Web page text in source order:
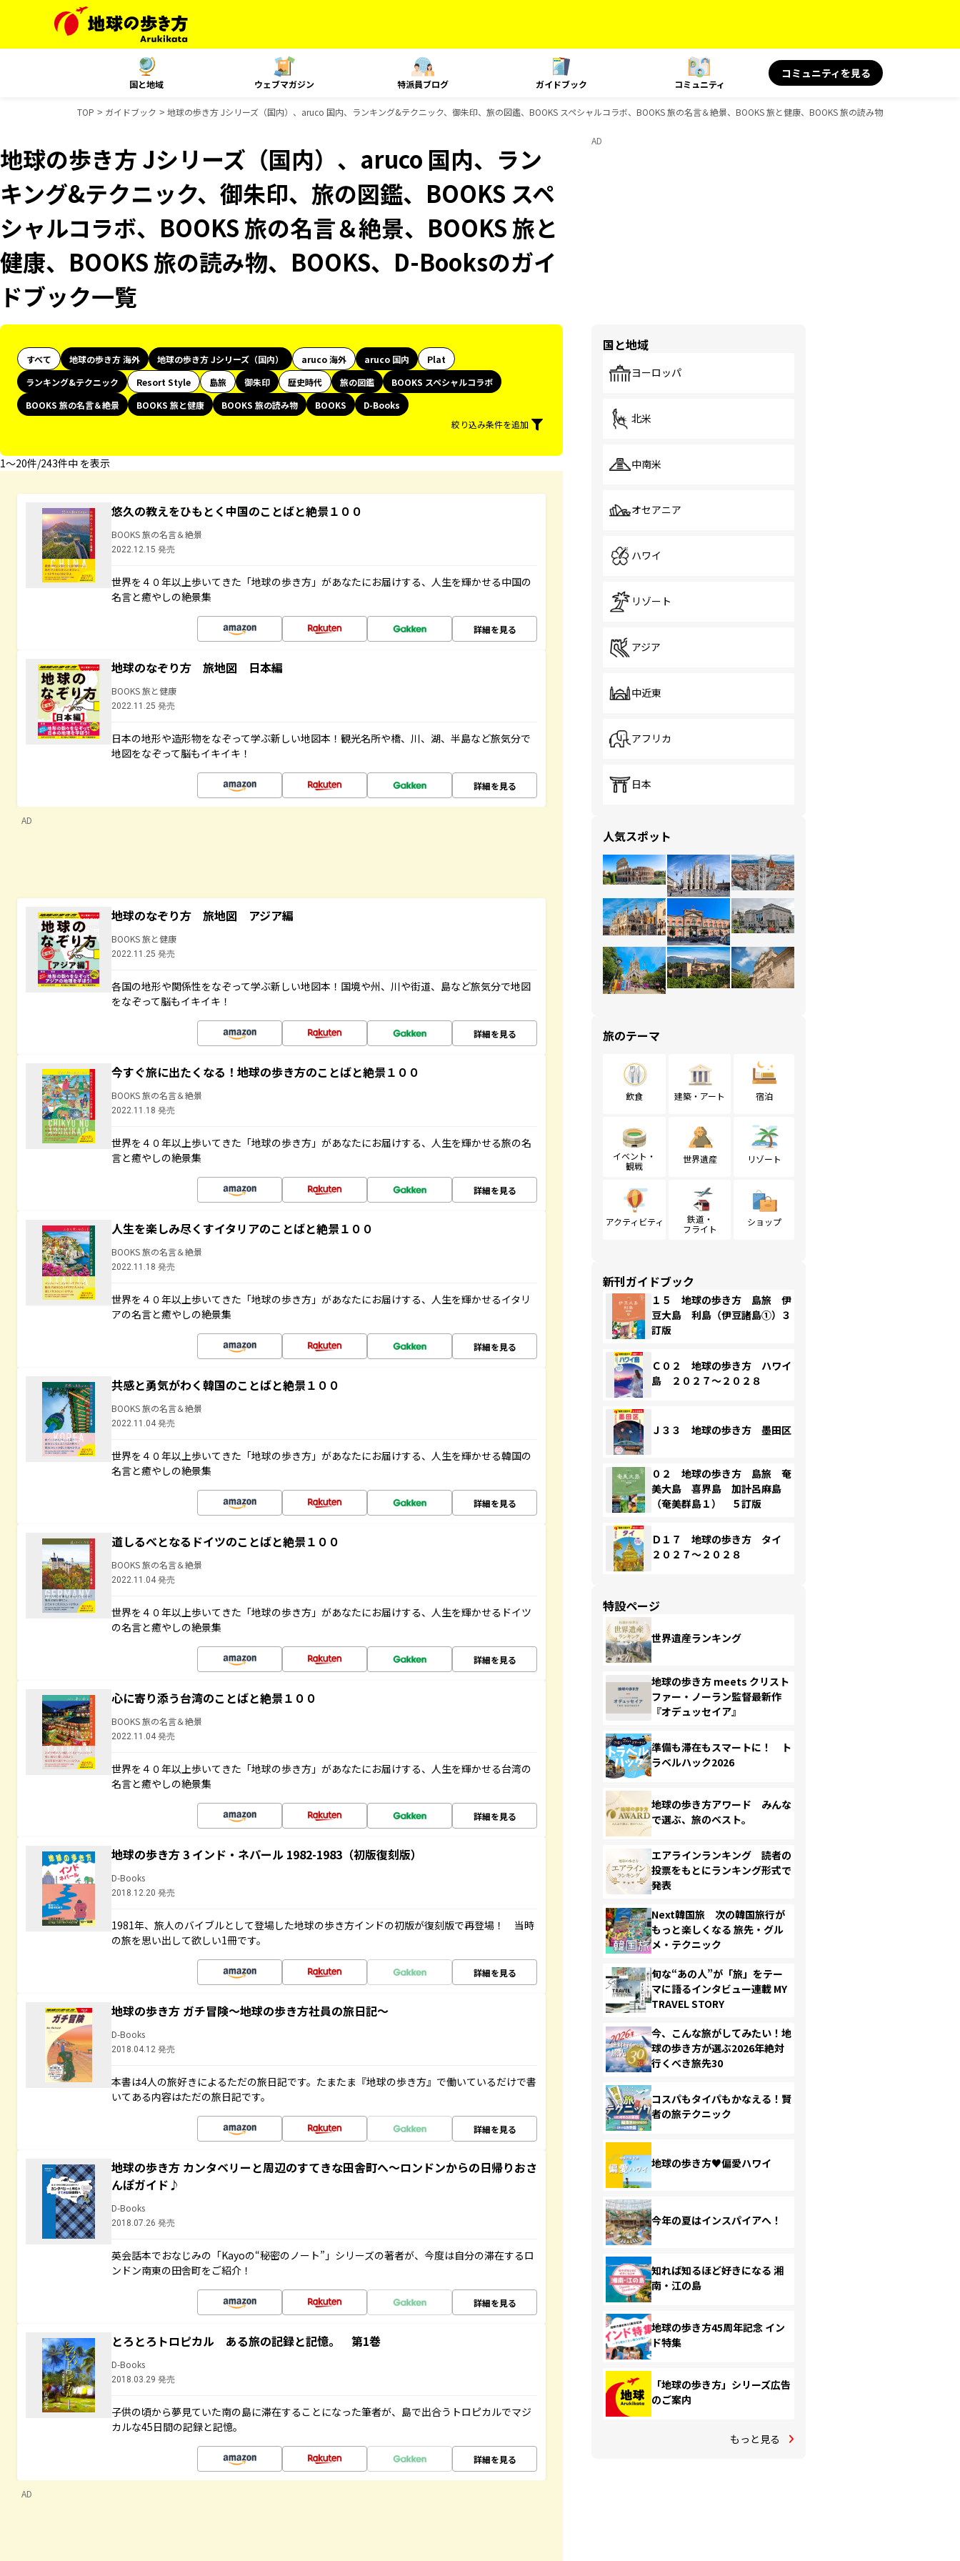
国と地域 ウェブマガジン 特派員ブログ ガイドブック コミュニティ
コミュニティを見る
TOP ガイドブック 地球の歩き方 Jシリーズ（国内）、aruco 国内、ランキング&テクニック、御朱印、旅の図鑑、BOOKS スペシャルコラボ、BOOKS 旅の名言＆絶景、BOOKS 旅と健康、BOOKS 旅の読み物、BOOKS、D-
地球の歩き方 Jシリーズ（国内）、aruco 国内、ラン
キング&テクニック、御朱印、旅の図鑑、BOOKS スペ
シャルコラボ、BOOKS 旅の名言＆絶景、BOOKS 旅と
健康、BOOKS 旅の読み物、BOOKS、D-Booksのガイ
ドブック一覧
すべて 地球の歩き方 海外 地球の歩き方 Jシリーズ（国内） aruco 海外 aruco 国内
Plat
ランキング&テクニック
Resort Style 島旅 御朱印 歴史時代 旅の図鑑
BOOKS スペシャルコラボ
BOOKS 旅の名言＆絶景
BOOKS 旅と健康 BOOKS 旅の読み物 BOOKS
D-Books
絞り込み条件を追加
1〜20件/243件中 を表示
悠久の教えをひもとく中国のことばと絶景１００
BOOKS 旅の名言＆絶景
2022.12.15 発売
世界を４０年以上歩いてきた「地球の歩き方」があなたにお届けする、人生を輝かせる中国の
名言と癒やしの絶景集
詳細を見る
地球のなぞり方 旅地図 日本編
BOOKS 旅と健康
2022.11.25 発売
日本の地形や造形物をなぞって学ぶ新しい地図本！観光名所や橋、川、湖、半島など旅気分で
地図をなぞって脳もイキイキ！
詳細を見る
AD
地球のなぞり方 旅地図 アジア編
BOOKS 旅と健康
2022.11.25 発売
各国の地形や関係性をなぞって学ぶ新しい地図本！国境や州、川や街道、島など旅気分で地図
をなぞって脳もイキイキ！
詳細を見る
今すぐ旅に出たくなる！地球の歩き方のことばと絶景１００
BOOKS 旅の名言＆絶景
2022.11.18 発売
世界を４０年以上歩いてきた「地球の歩き方」があなたにお届けする、人生を輝かせる旅の名
言と癒やしの絶景集
詳細を見る
人生を楽しみ尽くすイタリアのことばと絶景１００
BOOKS 旅の名言＆絶景
2022.11.18 発売
世界を４０年以上歩いてきた「地球の歩き方」があなたにお届けする、人生を輝かせるイタリ
アの名言と癒やしの絶景集
詳細を見る
共感と勇気がわく韓国のことばと絶景１００
BOOKS 旅の名言＆絶景
2022.11.04 発売
世界を４０年以上歩いてきた「地球の歩き方」があなたにお届けする、人生を輝かせる韓国の
名言と癒やしの絶景集
詳細を見る
道しるべとなるドイツのことばと絶景１００
BOOKS 旅の名言＆絶景
2022.11.04 発売
世界を４０年以上歩いてきた「地球の歩き方」があなたにお届けする、人生を輝かせるドイツ
の名言と癒やしの絶景集
詳細を見る
心に寄り添う台湾のことばと絶景１００
BOOKS 旅の名言＆絶景
2022.11.04 発売
世界を４０年以上歩いてきた「地球の歩き方」があなたにお届けする、人生を輝かせる台湾の
名言と癒やしの絶景集
詳細を見る
地球の歩き方 3 インド・ネパール 1982-1983（初版復刻版）
D-Books
2018.12.20 発売
1981年、旅人のバイブルとして登場した地球の歩き方インドの初版が復刻版で再登場！ 当時
の旅を思い出して欲しい1冊です。
詳細を見る
地球の歩き方 ガチ冒険～地球の歩き方社員の旅日記～
D-Books
2018.04.12 発売
本書は4人の旅好きによるただの旅日記です。たまたま『地球の歩き方』で働いているだけで書
いてある内容はただの旅日記です。
詳細を見る
地球の歩き方 カンタベリーと周辺のすてきな田舎町へ～ロンドンからの日帰りおさ
んぽガイド♪
D-Books
2018.07.26 発売
英会話本でおなじみの「Kayoの“秘密のノート”」シリーズの著者が、今度は自分の滞在するロ
ンドン南東の田舎町をご紹介！
詳細を見る
とろとろトロピカル ある旅の記録と記憶。 第1巻
D-Books
2018.03.29 発売
子供の頃から夢見ていた南の島に滞在することになった筆者が、島で出合うトロピカルでマジ
カルな45日間の記録と記憶。
詳細を見る
AD
AD
国と地域
ヨーロッパ
北米
中南米
オセアニア
ハワイ
リゾート
アジア
中近東
アフリカ
日本
人気スポット
旅のテーマ
飲食 建築・アート 宿泊
イベント・
観戦
世界遺産 リゾート
アクティビティ
鉄道・
フライト
ショップ
新刊ガイドブック
１５ 地球の歩き方 島旅 伊
豆大島 利島（伊豆諸島①）３
訂版
Ｃ０２ 地球の歩き方 ハワイ
島 ２０２７～２０２８
Ｊ３３ 地球の歩き方 墨田区
０２ 地球の歩き方 島旅 奄
美大島 喜界島 加計呂麻島
（奄美群島１） ５訂版
Ｄ１７ 地球の歩き方 タイ
２０２７～２０２８
特設ページ
世界遺産ランキング
地球の歩き方 meets クリスト
ファー・ノーラン監督最新作
『オデュッセイア』
準備も滞在もスマートに！ ト
ラベルハック2026
地球の歩き方アワード みんな
で選ぶ、旅のベスト。
エアラインランキング 読者の
投票をもとにランキング形式で
発表
Next韓国旅 次の韓国旅行が
もっと楽しくなる 旅先・グル
メ・テクニック
旬な“あの人”が「旅」をテー
マに語るインタビュー連載 MY
TRAVEL STORY
今、こんな旅がしてみたい！地
球の歩き方が選ぶ2026年絶対
行くべき旅先30
コスパもタイパもかなえる！賢
者の旅テクニック
地球の歩き方♥偏愛ハワイ
今年の夏はインスパイアへ！
知れば知るほど好きになる 湘
南・江の島
地球の歩き方45周年記念 イン
ド特集
「地球の歩き方」シリーズ広告
のご案内
もっと見る